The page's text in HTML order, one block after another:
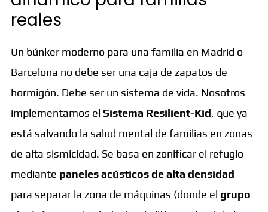
reales
Un búnker moderno para una familia en Madrid o
Barcelona no debe ser una caja de zapatos de
hormigón. Debe ser un sistema de vida. Nosotros
implementamos el Sistema Resilient-Kid, que ya
está salvando la salud mental de familias en zonas
de alta sismicidad. Se basa en zonificar el refugio
mediante paneles acústicos de alta densidad
para separar la zona de máquinas (donde el grupo